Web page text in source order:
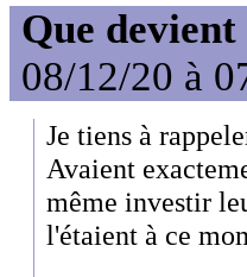
Que
08/12/20 à
Je tiens à
Avaient
même investir
l'étaient à ce